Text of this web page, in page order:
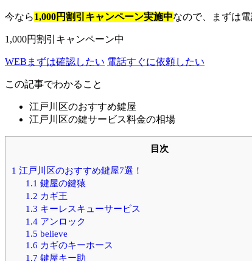
今なら1,000円割引キャンペーン実施中なので、まずは
1,000円割引キャンペーン中
WEB まずは確認したい 電話すぐに依頼したい
この記事でわかること
江戸川区のおすすめ鍵屋
江戸川区の鍵サービス料金の相場
目次
1 江戸川区のおすすめ鍵屋7選！
1.1 鍵屋の鍵猿
1.2 カギ王
1.3 キーレスキューサービス
1.4アンロック
1.5 believe
1.6 カギのキーホース
1.7 鍵屋キー助